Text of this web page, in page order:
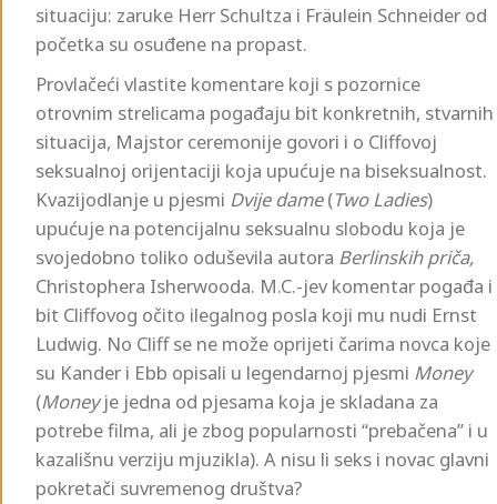
situaciju: zaruke Herr Schultza i Fräulein Schneider od
početka su osuđene na propast.
Provlačeći vlastite komentare koji s pozornice
otrovnim strelicama pogađaju bit konkretnih, stvarnih
situacija, Majstor ceremonije govori i o Cliffovoj
seksualnoj orijentaciji koja upućuje na biseksualnost.
Kvazijodlanje u pjesmi Dvije dame(Two Ladies)
upućuje na potencijalnu seksualnu slobodu koja je
svojedobno toliko oduševila autora Berlinskih priča,
Christophera Isherwooda. M.C.-jev komentar pogađa i
bit Cliffovog očito ilegalnog posla koji mu nudi Ernst
Ludwig. No Cliff se ne može oprijeti čarima novca koje
su Kander i Ebb opisali u legendarnoj pjesmi Money
(Moneyje jedna od pjesama koja je skladana za
potrebe filma, ali je zbog popularnosti “prebačena” i u
kazališnu verziju mjuzikla). A nisu li seks i novac glavni
pokretači suvremenog društva?